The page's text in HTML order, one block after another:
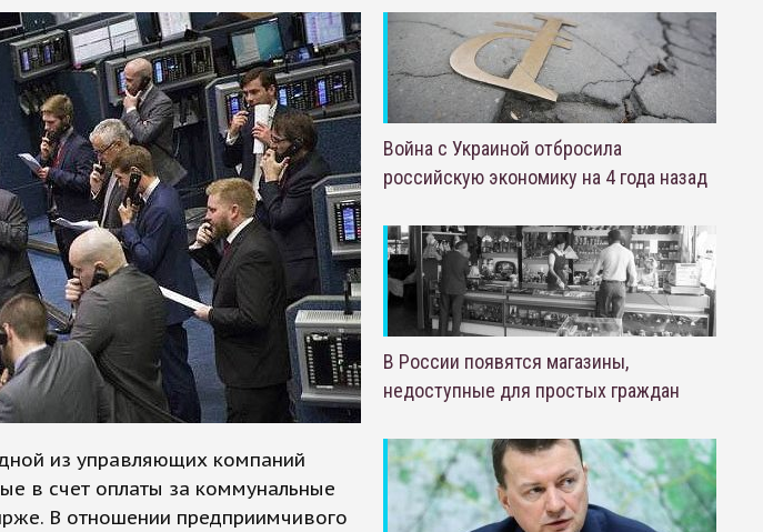
из управляющих компаний
в счет оплаты за коммунальные
В отношении предприимчивого
Война с Украиной отбросила
российскую экономику на 4 года назад
В России появятся магазины,
недоступные для простых граждан